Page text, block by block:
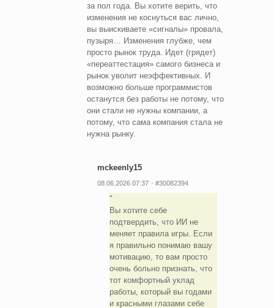
за пол года. Вы хотите верить, что
изменения не коснуться вас лично,
вы выискиваете «сигналы» провала,
пузыря… Изменения глубже, чем
просто рынок труда. Идет (грядет)
«переаттестация» самого бизнеса и
рынок уволит неэффективных. И
возможно больше программистов
останутся без работы не потому, что
они стали не нужны компании, а
потому, что сама компания стала не
нужна рынку.
mckeenly15
08.06.2026 07:37 #30082394
Вы хотите себе
подтвердить, что ИИ не
меняет правила игры. Если
я правильно понимаю вашу
мотивацию, то вам просто
очень больно признать, что
тот комфортный уклад
работы, который вы годами
и красными глазами себе